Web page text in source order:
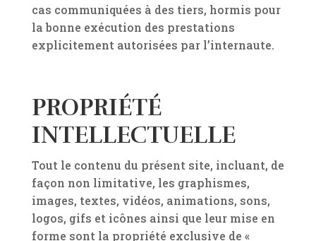
cas communiquées à des tiers, hormis pour
la bonne exécution des prestations
explicitement autorisées par l’internaute.
PROPRIÉTÉ
INTELLECTUELLE
Tout le contenu du présent site, incluant, de
façon non limitative, les graphismes,
images, textes, vidéos, animations, sons,
logos, gifs et icônes ainsi que leur mise en
forme sont la propriété exclusive de «